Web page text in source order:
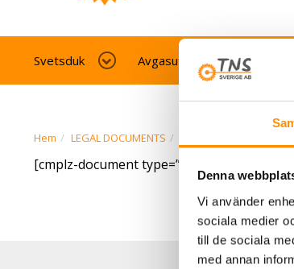
Denna
Vi använder
sociala medier
till de sociala
med annan
Svetsduk Avgasutsug fordonverkstad
Hem LEGAL DOCUMENTS
[cmplz-document type=”cookie-statement”